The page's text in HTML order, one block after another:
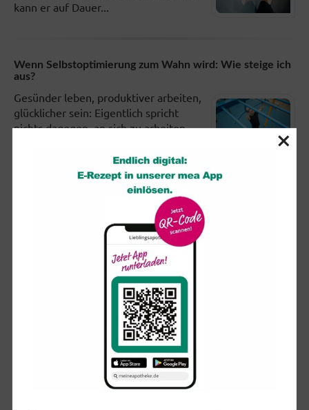
kann er auf Dauer...
Wenn Selbstoptimierung zum Wahn wird: Wie steige ich
aus?
Gesünder leben, produktiver arbeiten,
glücklicher sein: Eigentlich spricht
nichts dagegen, an sich zu arbeiten.
Partielle Sonnenfinsternis: So schützen Sie Ihre Augen
Am kommenden Mittwoch (12.
August) dürften sich ab etwa 19 Uhr
viele Blicke erwartungsvoll in den
Himmel richten. Ist der wolkenfrei,...
So trainiert man das Gleichgewicht (und nebenbei den
Wenn wir auf einem wackeligen
Untergrund oder nur auf einem Bein
stehen, zwingen wir verschiedene
×